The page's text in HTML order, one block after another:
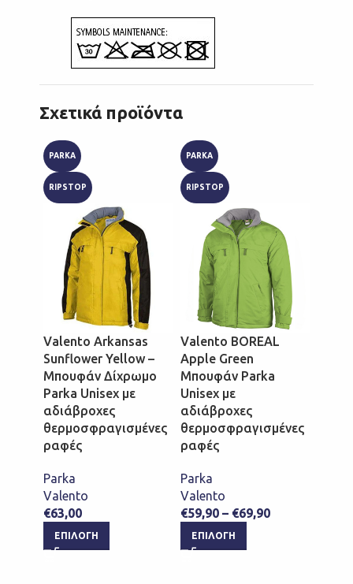
Σχετικά προϊόντα
PARKA
RIPSTOP
Valento Arkansas
Sunflower Yellow –
Μπουφάν Δίχρωμο
Parka Unisex με
αδιάβροχες
θερμοσφραγισμένες
ραφές
Parka
Valento
€63,00
ΕΠΙΛΟΓΉ
PARKA
RIPSTOP
Valento BOREAL
Apple Green
Μπουφάν Parka
Unisex με
αδιάβροχες
θερμοσφραγισμένες
ραφές
Parka
Valento
€59,90 – €69,90
ΕΠΙΛΟΓΉ